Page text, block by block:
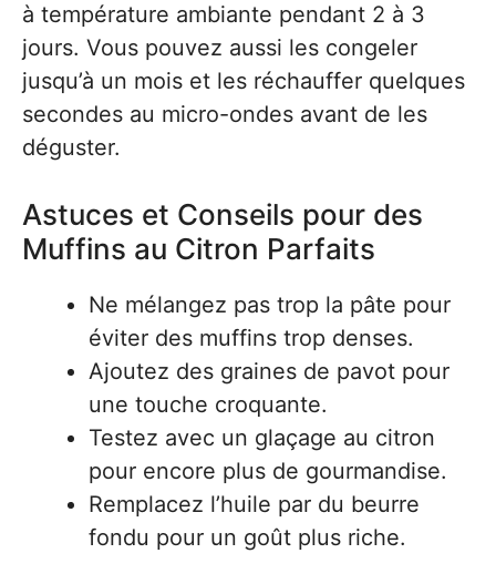
à température ambiante pendant 2 à 3
jours. Vous pouvez aussi les congeler
jusqu’à un mois et les réchauffer quelques
secondes au micro-ondes avant de les
déguster.
Astuces et Conseils pour des
Muffins au Citron Parfaits
Ne mélangez pas trop la pâte pour
éviter des muffins trop denses.
Ajoutez des graines de pavot pour
une touche croquante.
Testez avec un glaçage au citron
pour encore plus de gourmandise.
Remplacez l’huile par du beurre
fondu pour un goût plus riche.